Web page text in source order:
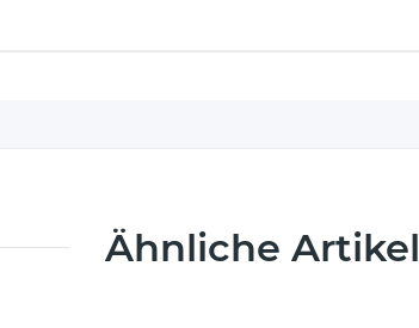
Ähnliche Artikel